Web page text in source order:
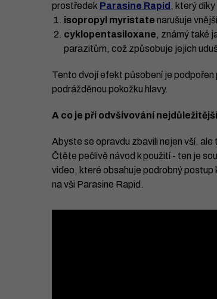
prostředek Parasine Rapid , který
isopropyl myristate narušuje
cyklopentasiloxane, známý také
parazitům, což způsobuje jejich
Tento dvojí efekt působení je
podrážděnou pokožku hlavy.
A co je při odvšivování
Abyste se opravdu zbavili nejen vší,
Čtěte pečlivě návod k použití - ten je
video, které obsahuje podrobný postup
na vši Parasine Rapid.